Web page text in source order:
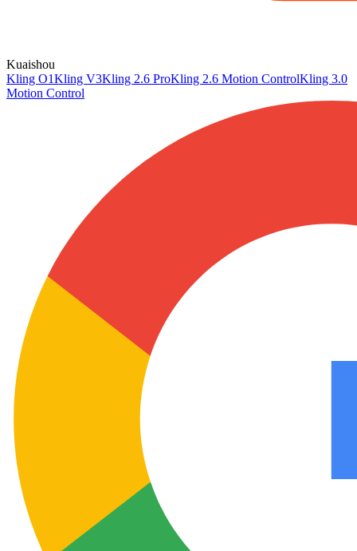
Kuaishou
Kling O1Kling V3Kling 2.6 ProKling 2.6 Motion ControlKling 3.0
Motion Control